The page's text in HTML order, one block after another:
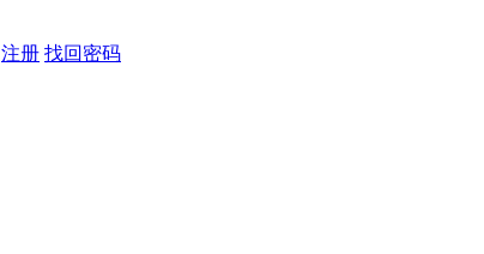
注册 找回密码